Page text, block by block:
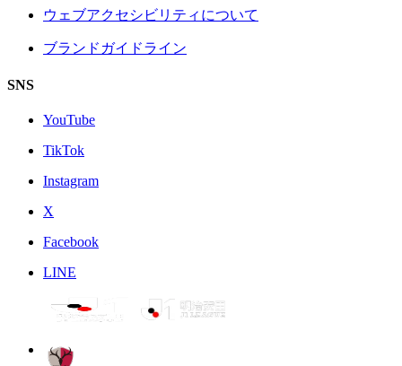
ウェブアクセシビリティについて
ブランドガイドライン
SNS
YouTube
TikTok
Instagram
X
Facebook
LINE